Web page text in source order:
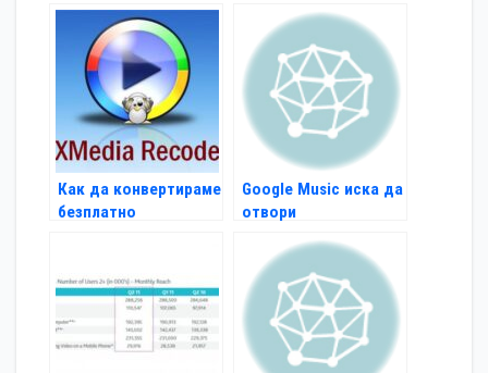
Как да конвертираме
безплатно
Google Music иска да
отвори
магазин